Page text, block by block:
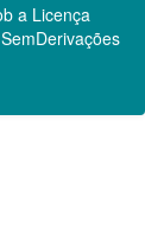
a Licença